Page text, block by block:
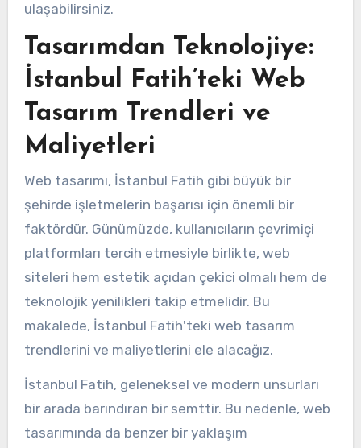
ulaşabilirsiniz.
Tasarımdan Teknolojiye:
İstanbul Fatih’teki Web
Tasarım Trendleri ve
Maliyetleri
Web tasarımı, İstanbul Fatih gibi büyük bir
şehirde işletmelerin başarısı için önemli bir
faktördür. Günümüzde, kullanıcıların çevrimiçi
platformları tercih etmesiyle birlikte, web
siteleri hem estetik açıdan çekici olmalı hem de
teknolojik yenilikleri takip etmelidir. Bu
makalede, İstanbul Fatih'teki web tasarım
trendlerini ve maliyetlerini ele alacağız.
İstanbul Fatih, geleneksel ve modern unsurları
bir arada barındıran bir semttir. Bu nedenle, web
tasarımında da benzer bir yaklaşım